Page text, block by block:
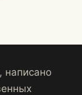
написано